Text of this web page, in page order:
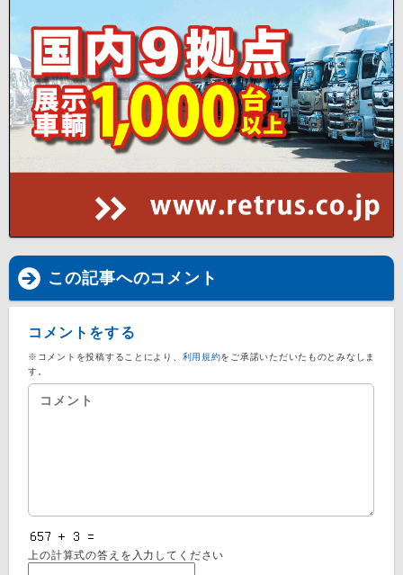
この記事へのコメント
コメントをする
※コメントを投稿することにより、 利用規約をご承諾いただいたものとみなしま
す。
上の計算式の答えを入力してください